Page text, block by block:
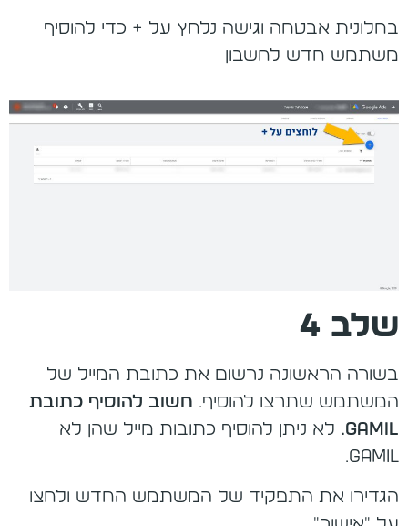
בחלונית אבטחה וגישה נלחץ על + כדי להוסיף
משתמש חדש לחשבון
שלב 4
בשורה הראשונה נרשום את כתובת המייל של
המשתמש שתרצו להוסיף. חשוב להוסיף כתובת
Gamil.
לא ניתן להוסיף כתובות מייל שהן לא
Gamil.
הגדירו את התפקיד של המשתמש החדש ולחצו